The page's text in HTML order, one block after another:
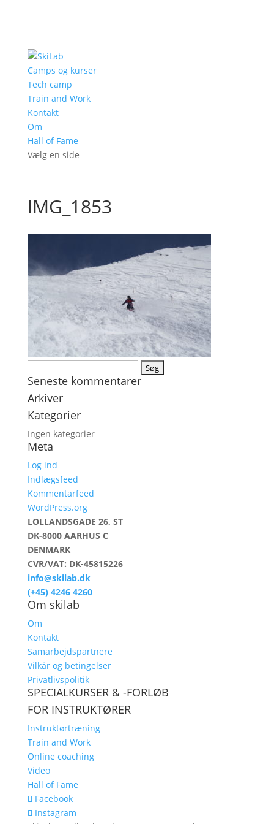
Camps og kurser
Tech camp
Train and Work
Kontakt
Om
Hall of Fame
Vælg en side
IMG_1853
efter:
Seneste kommentarer
Arkiver
Kategorier
Ingen kategorier
Meta
Log ind
Indlægsfeed
Kommentarfeed
WordPress.org
LOLLANDSGADE 26, ST
DK-8000 AARHUS C
DENMARK
CVR/VAT: DK-45815226
info@skilab.dk
(+45) 4246 4260
Om skilab
Om
Kontakt
Samarbejdspartnere
Vilkår og betingelser
Privatlivspolitik
SPECIALKURSER & -FORLØB
FOR INSTRUKTØRER
Instruktørtræning
Train and Work
Online coaching
Video
Hall of Fame
Facebook
Instagram